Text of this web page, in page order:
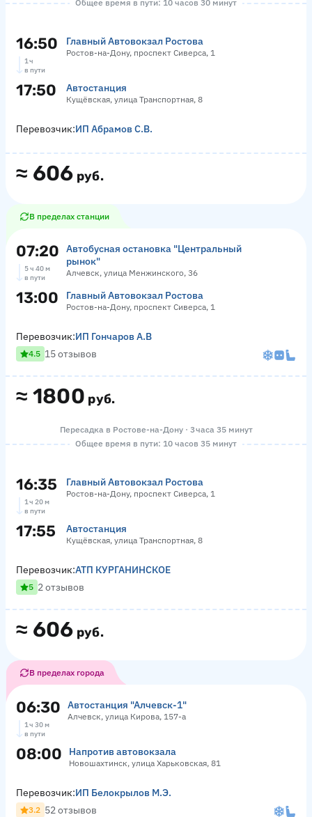
Общее время в пути: 10 часов 30 минут
16:50 Главный Автовокзал Ростова
Ростов-на-Дону, проспект Сиверса, 1
1 ч
в пути
17:50 Автостанция
Кущёвская, улица Транспортная, 8
≈ 606 руб.
Перевозчик:ИП Абрамов С.В.
В пределах станции
07:20
Автобусная остановка "Центральный
рынок"
Алчевск, улица Менжинского, 36
5 ч 40 м
в пути
13:00 Главный Автовокзал Ростова
Ростов-на-Дону, проспект Сиверса, 1
≈ 1800 руб.
Перевозчик:ИП Гончаров А.В
4.5 15 отзывов
Пересадка в Ростове-на-Дону · 3 часа 35 минут
Общее время в пути: 10 часов 35 минут
16:35 Главный Автовокзал Ростова
Ростов-на-Дону, проспект Сиверса, 1
1 ч 20 м
в пути
17:55 Автостанция
Кущёвская, улица Транспортная, 8
≈ 606 руб.
Перевозчик:АТП КУРГАНИНСКОЕ
5 2 отзывов
В пределах города
06:30 Автостанция "Алчевск-1"
Алчевск, улица Кирова, 157-а
1 ч 30 м
в пути
08:00 Напротив автовокзала
Новошахтинск, улица Харьковская, 81
Перевозчик:ИП Белокрылов М.Э.
3.2 52 отзывов